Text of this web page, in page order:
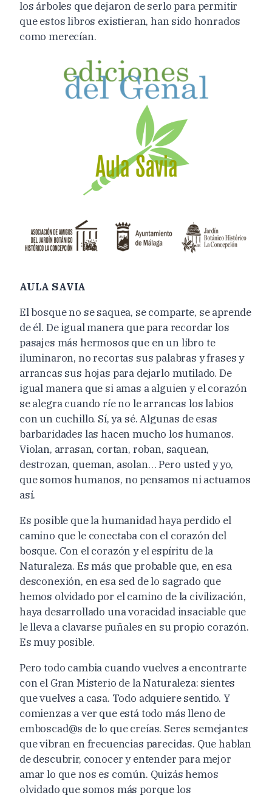
los árboles que dejaron de serlo para permitir
que estos libros existieran, han sido honrados
como merecían.
AULA SAVIA
El bosque no se saquea, se comparte, se aprende
de él. De igual manera que para recordar los
pasajes más hermosos que en un libro te
iluminaron, no recortas sus palabras y frases y
arrancas sus hojas para dejarlo mutilado. De
igual manera que si amas a alguien y el corazón
se alegra cuando ríe no le arrancas los labios
con un cuchillo. Sí, ya sé. Algunas de esas
barbaridades las hacen mucho los humanos.
Violan, arrasan, cortan, roban, saquean,
destrozan, queman, asolan… Pero usted y yo,
que somos humanos, no pensamos ni actuamos
así.
Es posible que la humanidad haya perdido el
camino que le conectaba con el corazón del
bosque. Con el corazón y el espíritu de la
Naturaleza. Es más que probable que, en esa
desconexión, en esa sed de lo sagrado que
hemos olvidado por el camino de la civilización,
haya desarrollado una voracidad insaciable que
le lleva a clavarse puñales en su propio corazón.
Es muy posible.
Pero todo cambia cuando vuelves a encontrarte
con el Gran Misterio de la Naturaleza: sientes
que vuelves a casa. Todo adquiere sentido. Y
comienzas a ver que está todo más lleno de
emboscad@s de lo que creías. Seres semejantes
que vibran en frecuencias parecidas. Que hablan
de descubrir, conocer y entender para mejor
amar lo que nos es común. Quizás hemos
olvidado que somos más porque los